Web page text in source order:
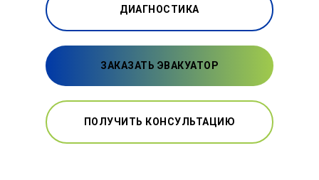
ДИАГНОСТИКА
ЗАКАЗАТЬ ЭВАКУАТОР
ПОЛУЧИТЬ КОНСУЛЬТАЦИЮ